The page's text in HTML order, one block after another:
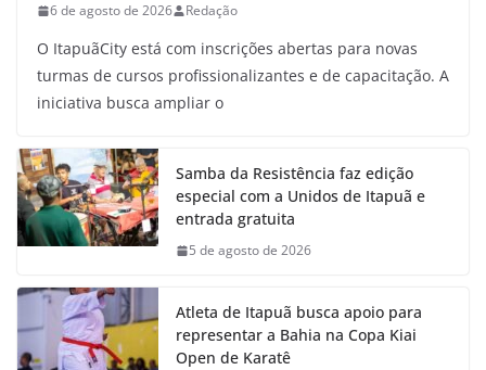
6 de agosto de 2026 Redação
O ItapuãCity está com inscrições abertas para novas
turmas de cursos profissionalizantes e de capacitação. A
iniciativa busca ampliar o
Samba da Resistência faz edição
especial com a Unidos de Itapuã e
entrada gratuita
5 de agosto de 2026
Atleta de Itapuã busca apoio para
representar a Bahia na Copa Kiai
Open de Karatê